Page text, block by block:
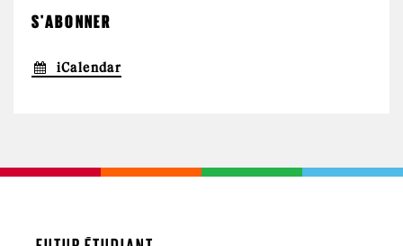
S'ABONNER
iCalendar